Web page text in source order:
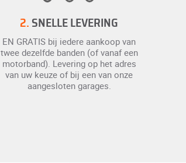
2. SNELLE LEVERING
EN GRATIS bij iedere aankoop van
twee dezelfde banden (of vanaf een
motorband). Levering op het adres
van uw keuze of bij een van onze
aangesloten garages.